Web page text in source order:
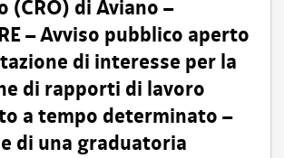
(CRO) di Aviano –
– Avviso pubblico aperto
di interesse per la
di rapporti di lavoro
a tempo determinato –
di una graduatoria